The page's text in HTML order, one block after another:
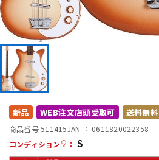
アンプ
配信/ライブ機器
新品 WEB注文店頭受取可 送料無料
商品番号 511415JAN ： 0611820022358
コンディション
： S